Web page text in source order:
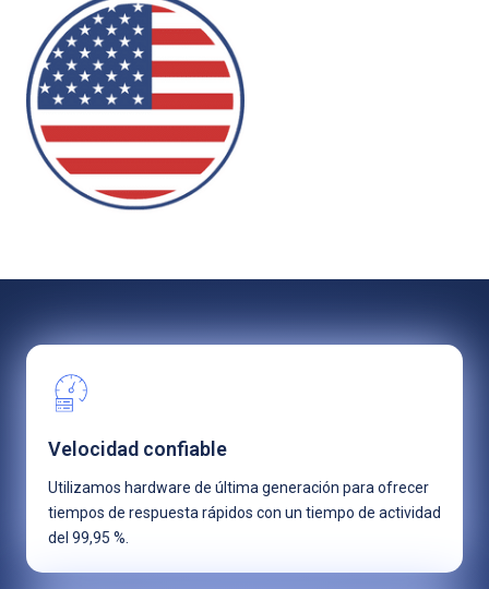
Velocidad confiable
Utilizamos hardware de última generación para ofrecer
tiempos de respuesta rápidos con un tiempo de actividad
del 99,95 %.